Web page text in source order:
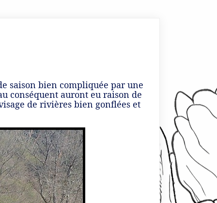
saison bien compliquée par une
conséquent auront eu raison de
de rivières bien gonflées et